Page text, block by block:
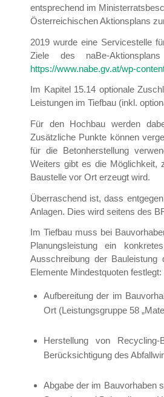
entsprechend im
Österreichischen Aktionsplans
2019 wurde eine Servicestelle
Ziele des naBe-
https://www.nabe.gv.at/wp-
Im Kapitel 15.14 optionale
Leistungen im Tiefbau (inkl.
Für den Hochbau werden
Zusätzliche Punkte können
für die Betonherstellung
Weiters gibt es die Möglichkeit,
Baustelle vor Ort erzeugt wird.
Überraschend ist, dass
Anlagen. Dies wird seitens des
Im Tiefbau muss bei
Planungsleistung ein
Ausschreibung der
Elemente Mindestquoten festlegt:
Aufbereitung der im
Ort (Leistungsgruppe 58
Herstellung von
Berücksichtigung des
Abgabe der im Bauvorhaben